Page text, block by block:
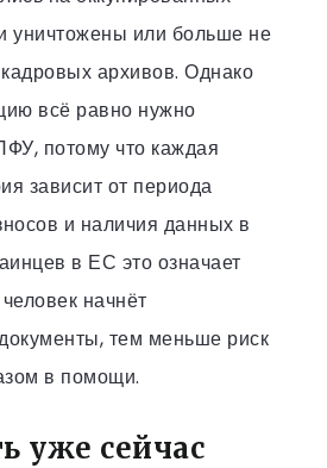
уничтожены или больше не
архивов. Однако
всё равно нужно
потому что каждая
зависит от периода
и наличия данных в
в ЕС это означает
начнёт
тем меньше риск
в помощи.
уже сейчас